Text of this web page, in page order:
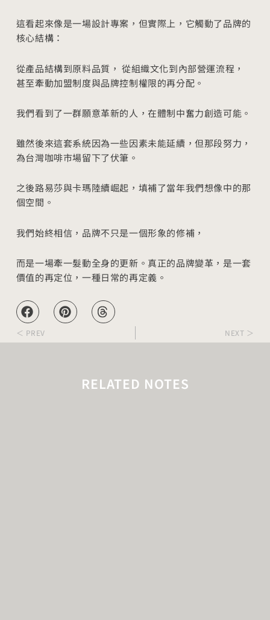
這看起來像是一場設計專案，但實際上，它觸動了品牌的
核心結構：
從產品結構到原料品質， 從組織文化到內部營運流程，
甚至牽動加盟制度與品牌控制權限的再分配。
我們看到了一群願意革新的人，在體制中奮力創造可能。
雖然後來這套系統因為一些因素未能延續，但那段努力，
為台灣咖啡市場留下了伏筆。
之後路易莎與卡瑪陸續崛起，填補了當年我們想像中的那
個空間。
我們始終相信，品牌不只是一個形象的修補，
而是一場牽一髮動全身的更新。真正的品牌變革，是一套
價值的再定位，一種日常的再定義。
＜ PREV NEXT ＞
RELATED NOTES